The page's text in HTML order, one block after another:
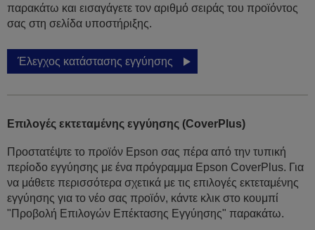
παρακάτω και εισαγάγετε τον αριθμό σειράς του προϊόντος
σας στη σελίδα υποστήριξης.
Έλεγχος κατάστασης εγγύησης
Επιλογές εκτεταμένης εγγύησης (CoverPlus)
Προστατέψτε το προϊόν Epson σας πέρα από την τυπική
περίοδο εγγύησης με ένα πρόγραμμα Epson CoverPlus. Για
να μάθετε περισσότερα σχετικά με τις επιλογές εκτεταμένης
εγγύησης για το νέο σας προϊόν, κάντε κλικ στο κουμπί
"Προβολή Επιλογών Επέκτασης Εγγύησης" παρακάτω.